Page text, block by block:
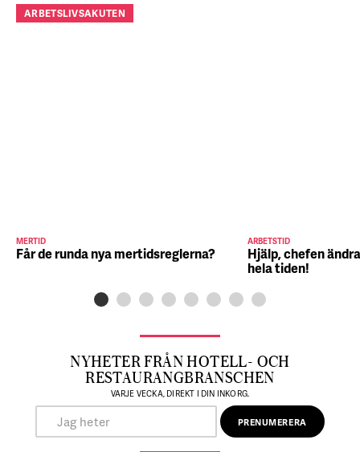
ARBETSLIVSAKUTEN
MERTID
Får de runda nya mertidsreglerna?
ARBETSTID
Hjälp, chefen
hela tiden!
NYHETER FRÅN HOTELL- OCH
RESTAURANGBRANSCHEN
VARJE VECKA, DIREKT I DIN INKORG.